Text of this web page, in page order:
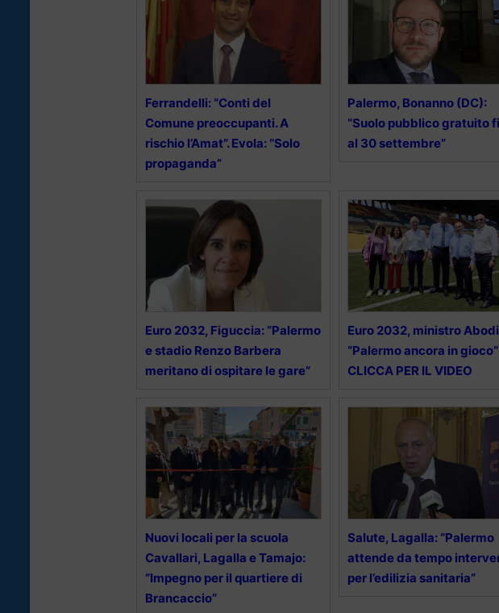
Ferrandelli: “Conti del
Comune preoccupanti. A
rischio l’Amat”. Evola: “Solo
propaganda”
Palermo, Bonanno (DC):
“Suolo pubblico gratuito
al 30 settembre”
Euro 2032, Figuccia: “Palermo
e stadio Renzo Barbera
meritano di ospitare le gare”
Euro 2032, ministro
“Palermo ancora in gioco”
CLICCA PER IL VIDEO
Nuovi locali per la scuola
Cavallari, Lagalla e Tamajo:
“Impegno per il quartiere di
Brancaccio”
Salute, Lagalla: “Palermo
attende da tempo
per l’edilizia sanitaria”